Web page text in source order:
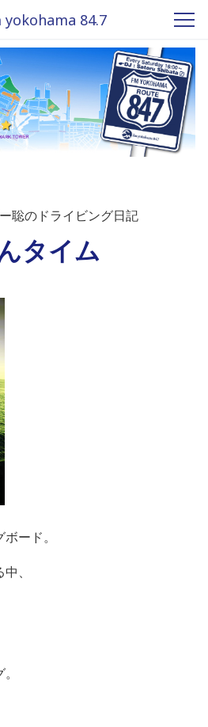
yokohama 84.7
聡のドライビング日記
タイム
ード。
、